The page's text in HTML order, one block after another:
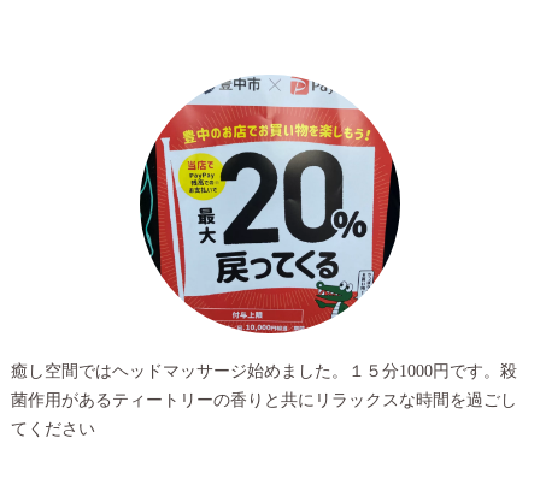
癒し空間ではヘッドマッサージ始めました。１５分1000円です。殺
菌作用があるティートリーの香りと共にリラックスな時間を過ごし
てください